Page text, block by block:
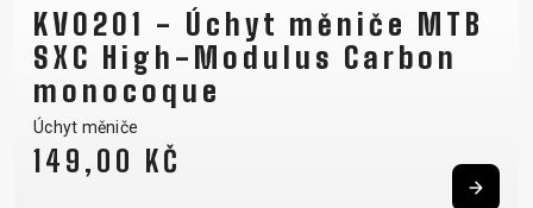
KV0201 - Úchyt měniče MTB
SXC High-Modulus Carbon
monocoque
Úchyt měniče
149,00 KČ